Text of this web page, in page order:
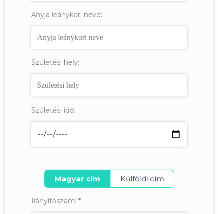
Anyja leánykori neve:
Születési hely:
Születési idő:
Magyar cím Külföldi cím
Irányítószám: *